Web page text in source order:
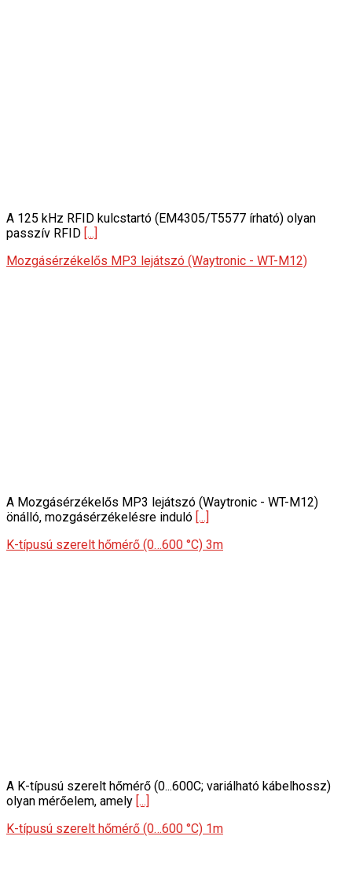
A 125 kHz RFID kulcstartó (EM4305/T5577 írható) olyan
passzív RFID [...]
Mozgásérzékelős MP3 lejátszó (Waytronic - WT-M12)
A Mozgásérzékelős MP3 lejátszó (Waytronic - WT-M12)
önálló, mozgásérzékelésre induló [...]
K-típusú szerelt hőmérő (0…600 °C) 3m
A K-típusú szerelt hőmérő (0...600C; variálható kábelhossz)
olyan mérőelem, amely [...]
K-típusú szerelt hőmérő (0…600 °C) 1m